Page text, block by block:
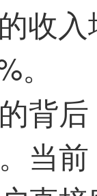
收
背
当